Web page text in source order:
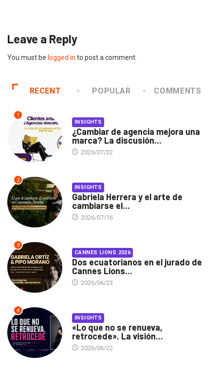
Leave a Reply
You must be logged in to post a comment.
RECENT POPULAR COMMENTS
1
INSIGHTS
¿Cambiar de agencia mejora una
marca? La discusión...
2026/07/22
2
INSIGHTS
Gabriela Herrera y el arte de
cambiarse el...
2026/07/16
3
CANNES LIONS 2026
Dos ecuatorianos en el jurado de
Cannes Lions...
2026/06/23
4
INSIGHTS
«Lo que no se renueva,
retrocede». La visión...
2026/06/22